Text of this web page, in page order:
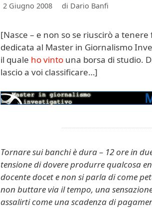
2 Giugno 2008 di Dario Banfi
[Nasce – e non so se riuscirò a
dedicata al Master in Giornalismo
il quale ho vinto una borsa di studio.
lascio a voi classificare…]
Tornare sui banchi è dura – 12 ore in
tensione di dovere produrre qualcosa
docente docet e non si parla di come
non buttare via il tempo, una
assalirti come una scadenza di